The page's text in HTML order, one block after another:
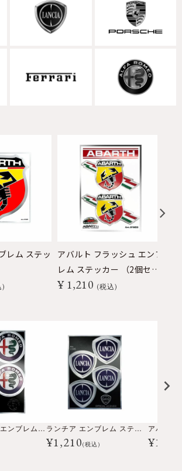
レム ステッ
アバルト フラッシュ エンブ
レム ステッカー （2個セッ
ト）
¥ 1,210 税込
アルファロメオ エンブレム ステッカー （4枚セット） ランチア エンブレム ステッカー 4枚セット
¥1,210(税込) ¥